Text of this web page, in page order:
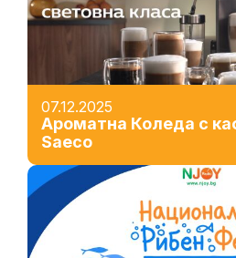
07.12.2025
Ароматна Коледа с
Saeco